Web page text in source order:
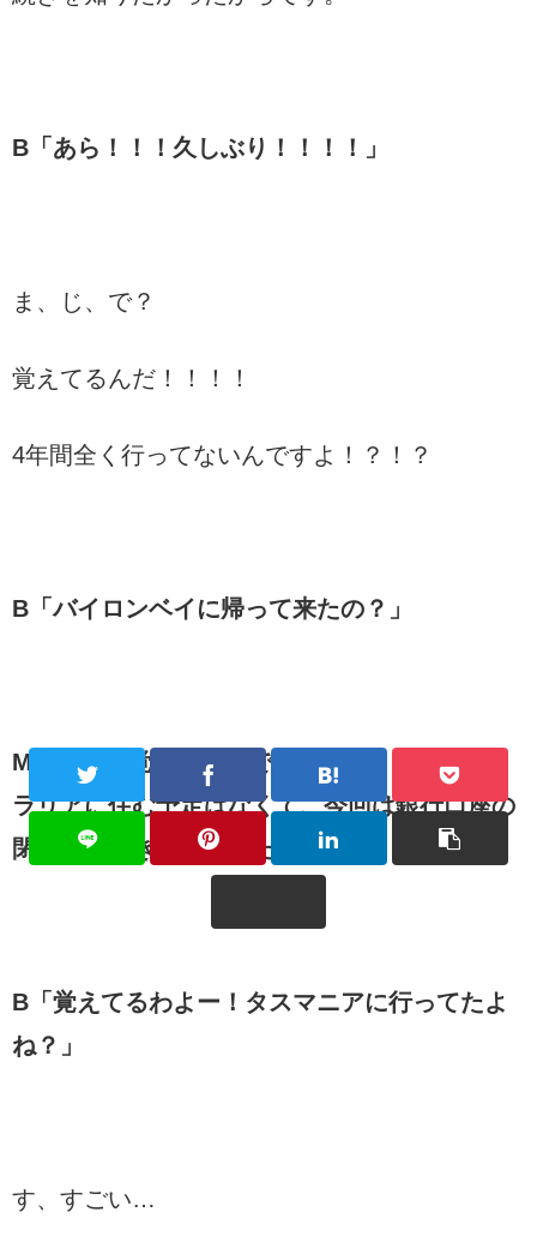
B「あら！！！久しぶり！！！！」
ま、じ、で？
覚えてるんだ！！！！
4年間全く行ってないんですよ！？！？
B「バイロンベイに帰って来たの？」
M「えー！覚えてるんですか！？！？オースト
ラリアに住む予定はなくて、今回は銀行口座の
閉め方を聞きに来ました。」
B「覚えてるわよー！タスマニアに行ってたよ
ね？」
す、すごい…